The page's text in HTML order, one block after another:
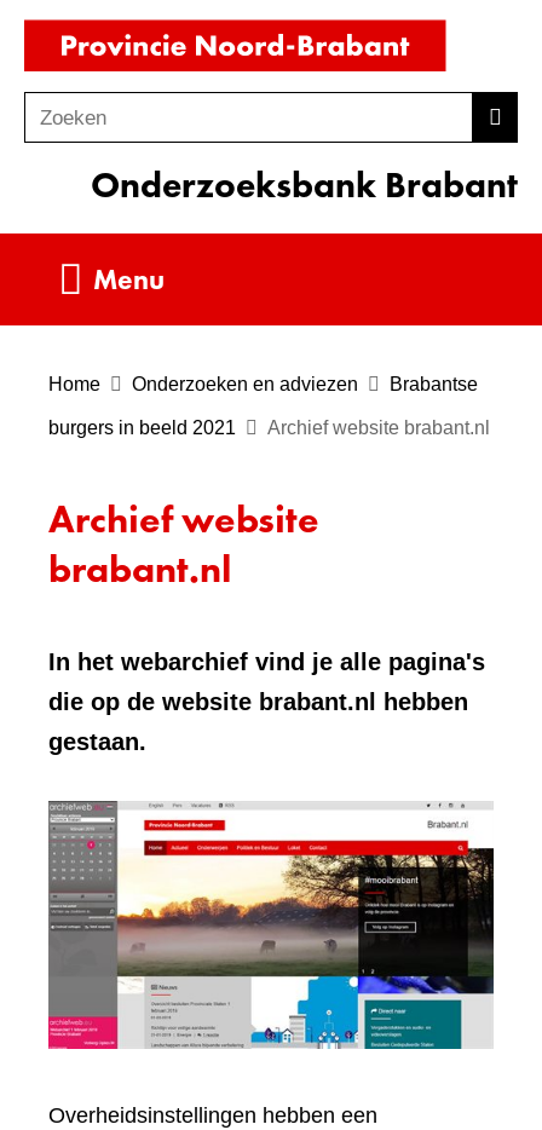
Ga
de
inhoud
o
Zoeken
Onderzoeksbank Brabant
Menu
Home Onderzoeken en adviezen Brabantse
burgers in beeld 2021 Archief website brabant.nl
Archief website
brabant.nl
In het webarchief vind je alle pagina's
die op de website brabant.nl hebben
gestaan.
Overheidsinstellingen hebben een